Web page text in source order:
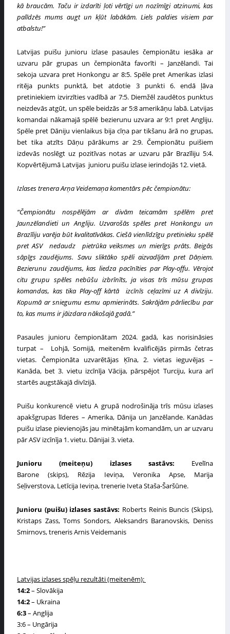
kā braucām. Taču ir izdarīti ļoti vērtīgi un nozīmīgi atzinumi, kas
palīdzēs mums augt un kļūt labākām. Liels paldies visiem par
atbalstu!”
Latvijas puišu junioru izlase pasaules čempionātu iesāka ar
uzvaru pār grupas un čempionāta favorīti – Janzēlandi. Tai
sekoja uzvara pret Honkongu ar 8:5. Spēle pret Amerikas izlasi
ritēja punkts punktā, bet atdotie 3 punkti 6. endā ļāva
pretiniekiem izvirzīties vadībā ar 7:5. Diemžēl zaudētos punktus
neizdevās atgūt, un spēle beidzās ar 5:8 amerikāņu labā. Latvijas
komandai nākamajā spēlē bezierunu uzvara ar 9:1 pret Angliju.
Spēle pret Dāniju vienlaikus bija cīņa par tikšanu ārā no grupas,
bet tika atzīts Dāņu pārākums ar 2:9. Čempionātu puišiem
izdevās noslēgt uz pozitīvas notas ar uzvaru pār Brazīliju 5:4.
Kopvērtējumā Latvijas junioru puišu izlase ierindojās 12. vietā.
IzlasestreneraArņa Veidemaņakomentārs pēc čempionātu:
“Čempionātu nospēlējām ar divām teicamām spēlēm pret
Jaunzēlandieti un Angliju. Uzvarošās spēles pret Honkongu un
Brazīliju varēja būt kvalitatīvākas. Ciešā vienlīdzīgu pretinieku spēlē
pret ASV nedaudz pietrūka veiksmes un mierīgs prāts. Beigās
sāpīgs zaudējums. Savu sliktāko spēli aizvadījām pret Dāņiem.
Bezierunu zaudējums, kas liedza pacīnīties par Play-offu. Vērojot
citu grupu spēles nebūšu izbrīnīts, ja visas trīs mūsu grupas
komandas, kas tika Play-off kārtā izcīnīs ceļazīmi uz A divīziju.
Kopumā ar sniegumu esmu apmierināts. Sakrājām pārliecību par
to, kas mums ir jāizdara nākošajā gadā.”
Pasaules junioru čempionātam 2024. gadā, kas norisināsies
turpat – Lohjā, Somijā, meitenēm kvalificējās pirmās četras
vietas. Čempionāta uzvarētājas Ķīna, 2. vietas ieguvējas –
Kanāda, bet 3. vietu izcīnīja Vācija, pārspējot Turciju, kura arī
startēs augstākajā divīzijā.
Puišu konkurencē vietu A grupā nodrošināja trīs mūsu izlases
apakšgrupas līderes – Amerika, Dānija un Janzēlande. Kanādas
puišu izlase pievienojās jau minētajām komandām, un ar uzvaru
pār ASV izcīnīja 1. vietu. Dānijai 3. vieta.
Junioru (meiteņu) izlases sastāvs: Evelīna
Barone (skips), Rēzija Ieviņa, Veronika Apse, Marija
Seļiverstova, Letīcija Ieviņa, trenerie Iveta Staša-Šaršūne.
Junioru (puišu) izlases sastāvs: Roberts Reinis Buncis (Skips),
Kristaps Zass, Toms Sondors, Aleksandrs Baranovskis, Deniss
Smirnovs, treneris Arnis Veidemanis
Latvijas izlases spēļu rezultāti(meitenēm):
14:2– Slovākija
14:2– Ukraina
6:3– Anglija
3:6– Ungārija